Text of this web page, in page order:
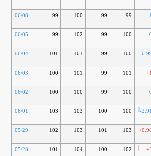
06/08 99 100 99 99 -
06/05 99 102 99 100
06/04 101 101 99 100 -
06/03 100 101 99 101
06/02 100 100 99 100
06/01 103 103 100 100 -
05/29 102 103 101 103
05/28 101 104 100 102